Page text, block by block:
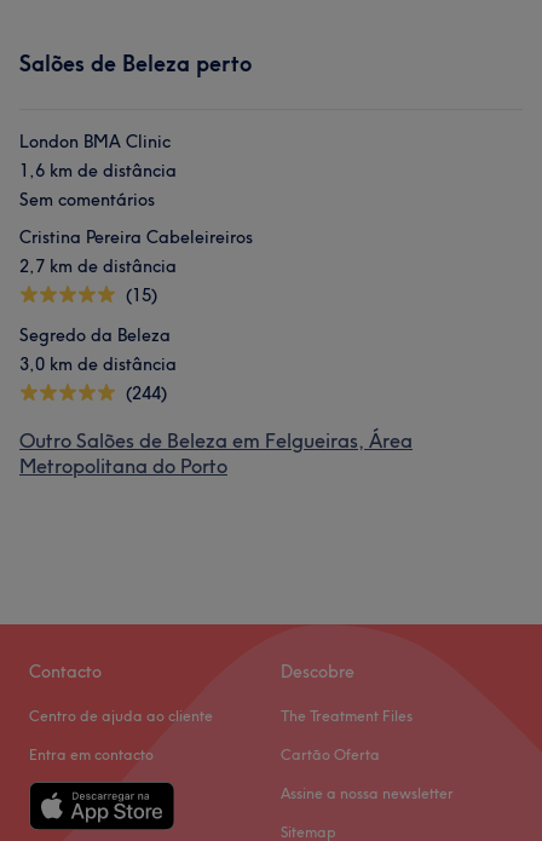
Salões de Beleza perto
London BMA Clinic
1,6 km de distância
Sem comentários
Cristina Pereira Cabeleireiros
2,7 km de distância
(15)
Segredo da Beleza
3,0 km de distância
(244)
Outro Salões de Beleza em Felgueiras, Área
Metropolitana do Porto
Contacto
Centro de ajuda ao cliente
Entra em contacto
Descobre
The Treatment Files
Cartão Oferta
Assine a nossa newsletter
Sitemap